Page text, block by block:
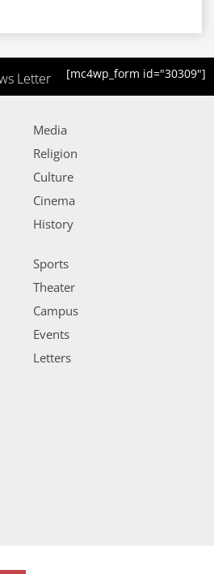
Letter [mc4wp_form id="30309"]
Media
Religion
Culture
Cinema
History
Sports
Theater
Campus
Events
Letters